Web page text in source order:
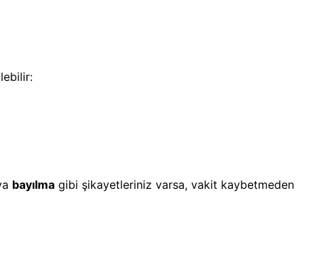
bayılma gibi şikayetleriniz varsa, vakit kaybetmeden